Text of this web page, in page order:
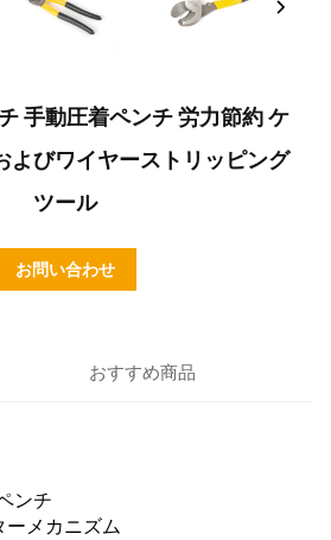
手動圧着ペンチ 労力節約 ケ
よびワイヤーストリッピング
ツール
お問い合わせ
おすすめ商品
ンチ
ーメカニズム